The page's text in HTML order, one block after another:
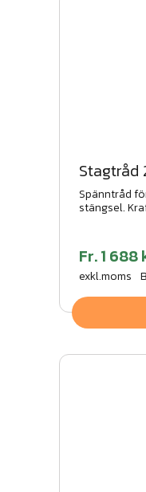
Stagtråd
Spänntråd
stängsel.
Fr.1 688
exkl.moms